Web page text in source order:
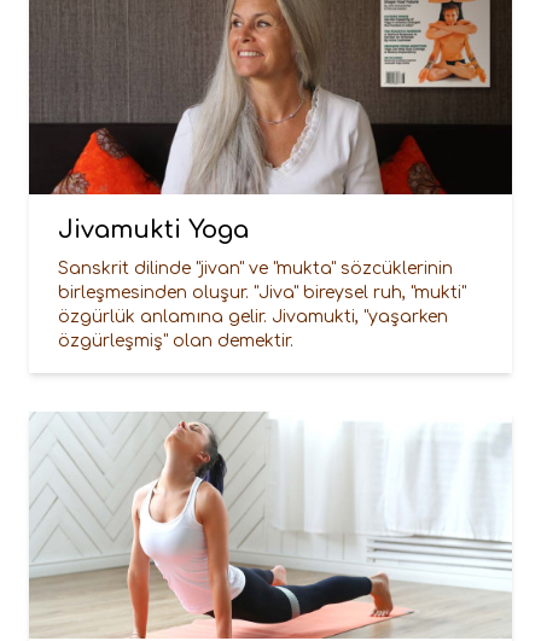
Jivamukti Yoga
Sanskrit dilinde "jivan" ve "mukta" sözcüklerinin
birleşmesinden oluşur. "Jiva" bireysel ruh, "mukti"
özgürlük anlamına gelir. Jivamukti, "yaşarken
özgürleşmiş" olan demektir.